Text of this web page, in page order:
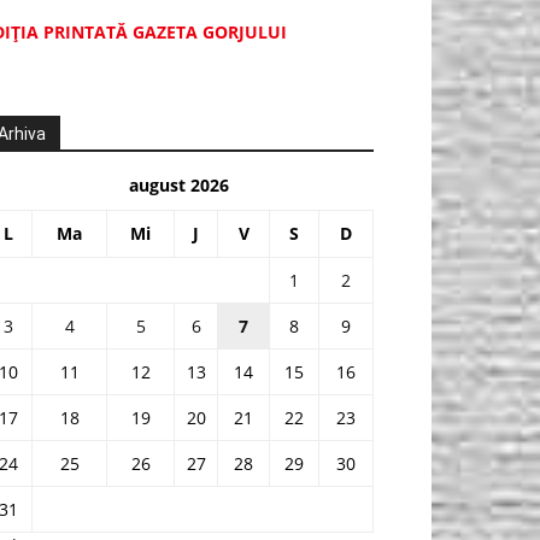
PRINTATĂ GAZETA GORJULUI
august 2026
L Ma Mi J V S D
1
2
3
4 5 6 7 8
9
11 12 13 14 15
16
18 19 20 21 22
23
25 26 27 28 29
30